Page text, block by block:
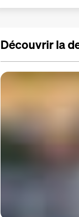
Découvrir la